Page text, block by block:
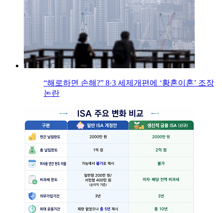
“해로하면 손해?” 8·3 세제개편에 ‘황혼이혼’ 조장
논란